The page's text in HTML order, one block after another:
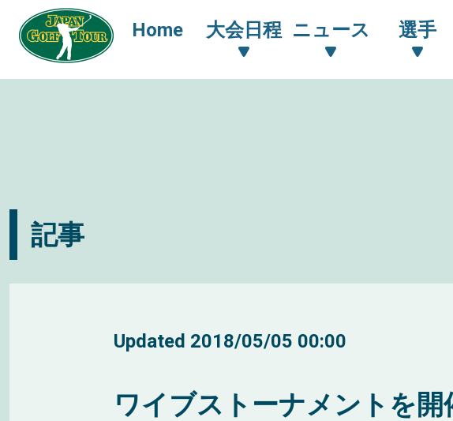
Home 大会日程 ニュース 選手
記事
Updated 2018/05/05 00:00
ワイブストーナメントを